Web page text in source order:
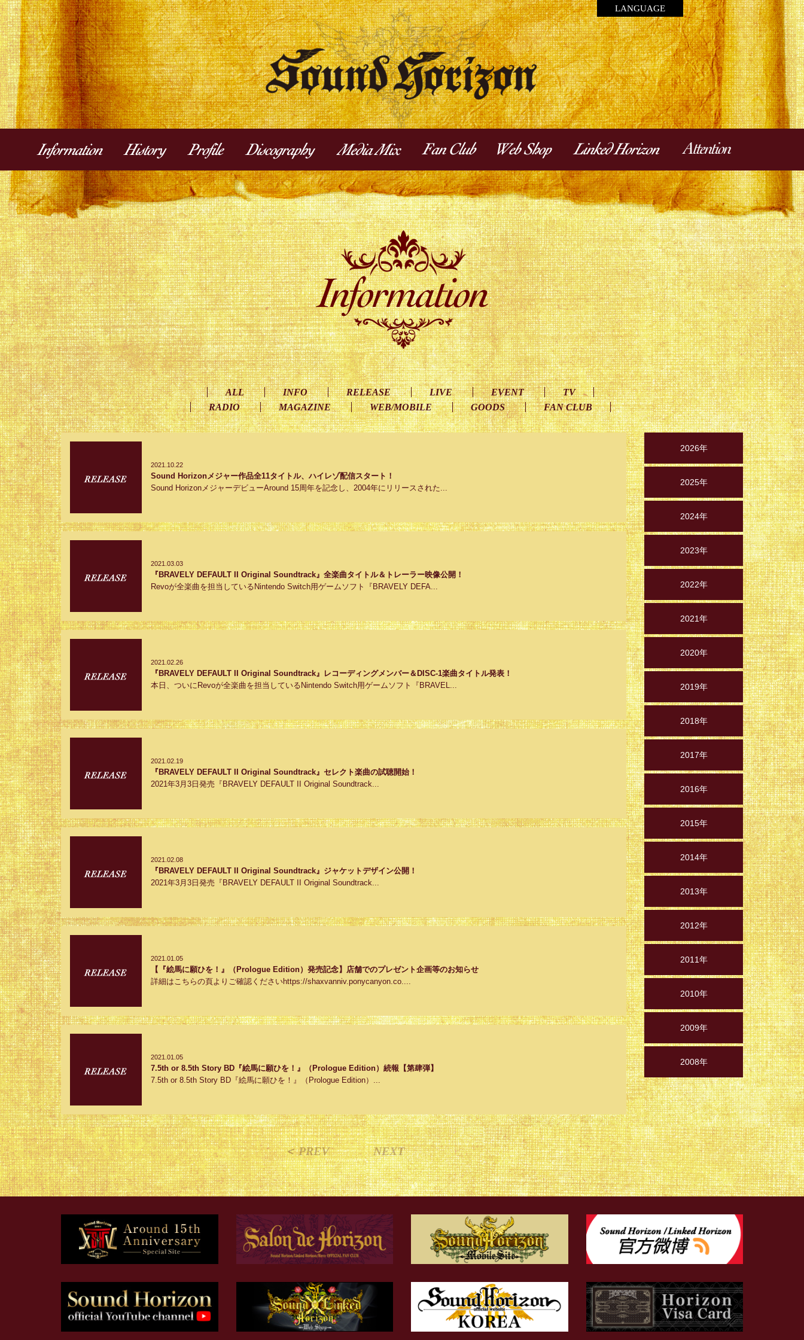
LANGUAGE
ALL INFO RELEASE LIVE EVENT
TV
RADIO
MAGAZINE WEB/MOBILE GOODS FAN CLUB
2021.10.22
Sound Horizonメジャー作品全11タイトル、ハイレゾ配信スタート！
Sound HorizonメジャーデビューAround 15周年を記念し、2004年にリリースされた...
2021.03.03
『BRAVELY DEFAULT II Original Soundtrack』全楽曲タイトル＆トレーラー映像公開！
Revoが全楽曲を担当しているNintendo Switch用ゲームソフト『BRAVELY DEFA...
2021.02.26
『BRAVELY DEFAULT II Original Soundtrack』レコーディングメンバー＆DISC-1楽曲タイトル発表！
本日、ついにRevoが全楽曲を担当しているNintendo Switch用ゲームソフト『BRAVEL...
2021.02.19
『BRAVELY DEFAULT II Original Soundtrack』セレクト楽曲の試聴開始！
2021年3月3日発売『BRAVELY DEFAULT II Original Soundtrack...
2021.02.08
『BRAVELY DEFAULT II Original Soundtrack』ジャケットデザイン公開！
2021年3月3日発売『BRAVELY DEFAULT II Original Soundtrack...
2021.01.05
【『絵馬に願ひを！』（Prologue Edition）発売記念】店舗でのプレゼント企画等のお知らせ
詳細はこちらの頁よりご確認くださいhttps://shaxvanniv.ponycanyon.co....
2021.01.05
7.5th or 8.5th Story BD『絵馬に願ひを！』（Prologue Edition）続報【第肆弾】
7.5th or 8.5th Story BD『絵馬に願ひを！』（Prologue Edition）...
＜ PREV NEXT
2026年
2025年
2024年
2023年
2022年
2021年
2020年
2019年
2018年
2017年
2016年
2015年
2014年
2013年
2012年
2011年
2010年
2009年
2008年